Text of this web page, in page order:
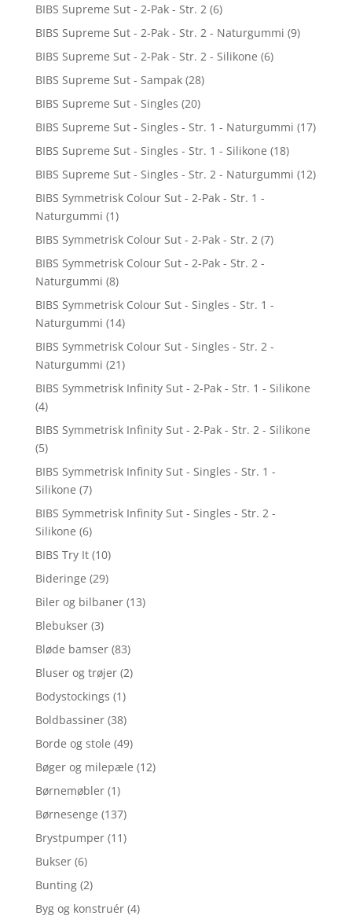
BIBS Supreme Sut - 2-Pak - Str. 2 (6)
BIBS Supreme Sut - 2-Pak - Str. 2 - Naturgummi (9)
BIBS Supreme Sut - 2-Pak - Str. 2 - Silikone (6)
BIBS Supreme Sut - Sampak (28)
BIBS Supreme Sut - Singles (20)
BIBS Supreme Sut - Singles - Str. 1 - Naturgummi (17)
BIBS Supreme Sut - Singles - Str. 1 - Silikone (18)
BIBS Supreme Sut - Singles - Str. 2 - Naturgummi (12)
BIBS Symmetrisk Colour Sut - 2-Pak - Str. 1 -
Naturgummi (1)
BIBS Symmetrisk Colour Sut - 2-Pak - Str. 2 (7)
BIBS Symmetrisk Colour Sut - 2-Pak - Str. 2 -
Naturgummi (8)
BIBS Symmetrisk Colour Sut - Singles - Str. 1 -
Naturgummi (14)
BIBS Symmetrisk Colour Sut - Singles - Str. 2 -
Naturgummi (21)
BIBS Symmetrisk Infinity Sut - 2-Pak - Str. 1 - Silikone
(4)
BIBS Symmetrisk Infinity Sut - 2-Pak - Str. 2 - Silikone
(5)
BIBS Symmetrisk Infinity Sut - Singles - Str. 1 -
Silikone (7)
BIBS Symmetrisk Infinity Sut - Singles - Str. 2 -
Silikone (6)
BIBS Try It (10)
Bideringe (29)
Biler og bilbaner (13)
Blebukser (3)
Bløde bamser (83)
Bluser og trøjer (2)
Bodystockings (1)
Boldbassiner (38)
Borde og stole (49)
Bøger og milepæle (12)
Børnemøbler (1)
Børnesenge (137)
Brystpumper (11)
Bukser (6)
Bunting (2)
Byg og konstruér (4)